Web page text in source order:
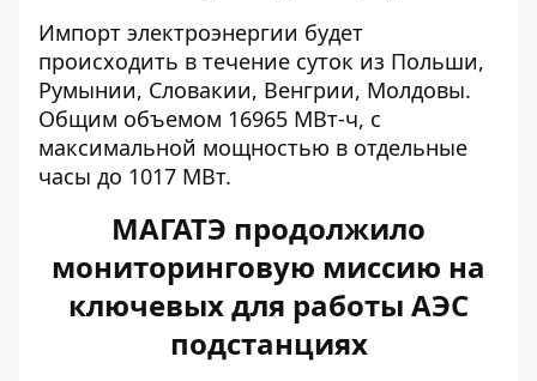
Импорт электроэнергии будет
происходить в течение суток из Польши,
Румынии, Словакии, Венгрии, Молдовы.
Общим объемом 16965 МВт-ч, с
максимальной мощностью в отдельные
часы до 1017 МВт.
МАГАТЭ продолжило
мониторинговую миссию на
ключевых для работы АЭС
подстанциях